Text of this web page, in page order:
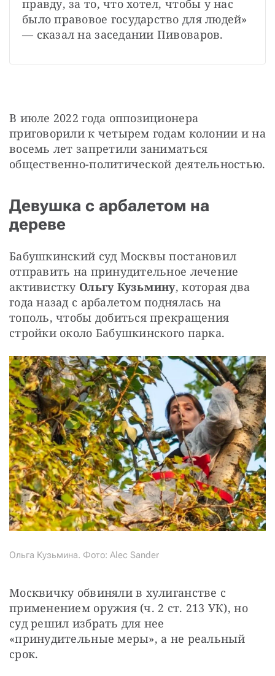
правду, за то, что хотел, чтобы у нас
было правовое государство для людей»
— сказал на заседании Пивоваров.
В июле 2022 года оппозиционера
приговорили к четырем годам колонии и на
восемь лет запретили заниматься
общественно-политической деятельностью.
Девушка с арбалетом на
дереве
Бабушкинский суд Москвы постановил
отправить на принудительное лечение
активистку Ольгу Кузьмину, которая два
года назад с арбалетом поднялась на
тополь, чтобы добиться прекращения
стройки около Бабушкинского парка.
Ольга Кузьмина. Фото: Alec Sander
Москвичку обвиняли в хулиганстве с
применением оружия (ч. 2 ст. 213 УК), но
суд решил избрать для нее
«принудительные меры», а не реальный
срок.